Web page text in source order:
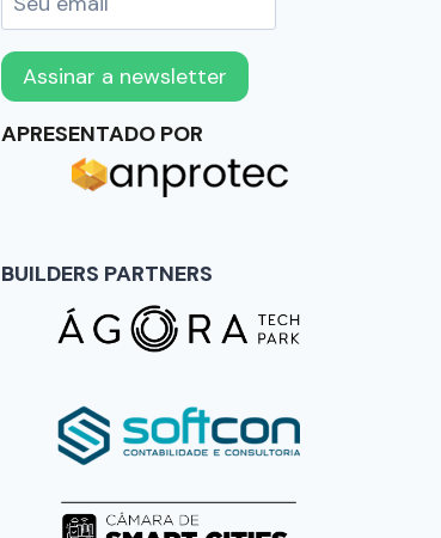
APRESENTADO POR
BUILDERS PARTNERS